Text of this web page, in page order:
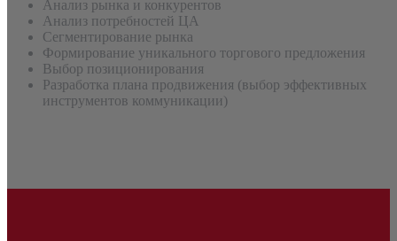
Анализ рынка и конкурентов
Анализ потребностей ЦА
Сегментирование рынка
Формирование уникального торгового предложения
Выбор позиционирования
Разработка плана продвижения (выбор эффективных
инструментов коммуникации)